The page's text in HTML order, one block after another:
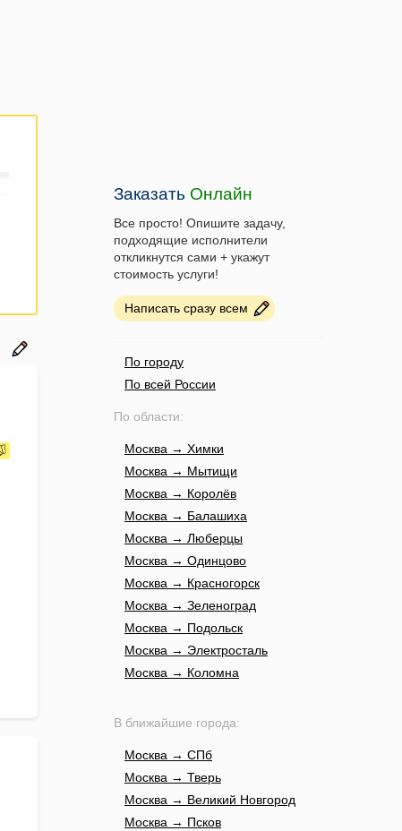
Заказать Онлайн
Все просто! Опишите задачу,
подходящие исполнители
откликнутся сами + укажут
стоимость услуги!
Написать сразу всем
По городу
По всей России
По области:
Москва → Химки
Москва → Мытищи
Москва → Королёв
Москва → Балашиха
Москва → Люберцы
Москва → Одинцово
Москва → Красногорск
Москва → Зеленоград
Москва → Подольск
Москва → Электросталь
Москва → Коломна
В ближайшие города:
Москва → СПб
Москва → Тверь
Москва → Великий Новгород
Москва → Псков